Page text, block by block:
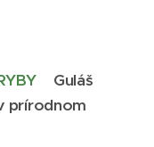
Guláš
prírodnom